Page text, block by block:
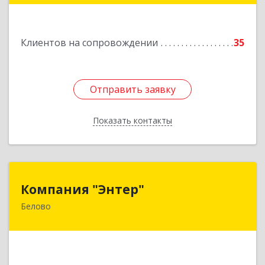
Клиентов на сопровождении 35
Отправить заявку
Показать контакты
Отправить заявку
Назад
Компания "Энтер"
Белово
652600, Кемеровская обл, Белово г, Почтовый